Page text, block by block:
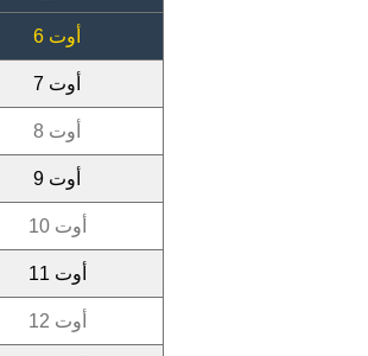
أوت 6
أوت 7
أوت 8
أوت 9
أوت 10
أوت 11
أوت 12